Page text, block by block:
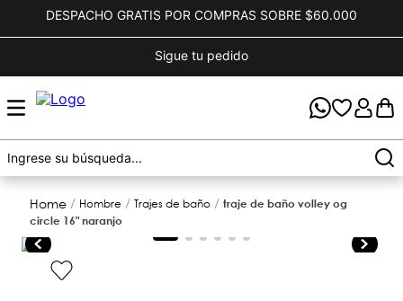
DESPACHO GRATIS POR COMPRAS SOBRE $60.000
Sigue tu pedido
hombre trajes de baño
traje de baño volley og
circle 16" naranjo